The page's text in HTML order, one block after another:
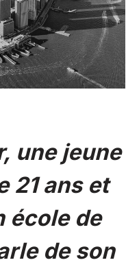
une jeune
21 ans et
école de
de son